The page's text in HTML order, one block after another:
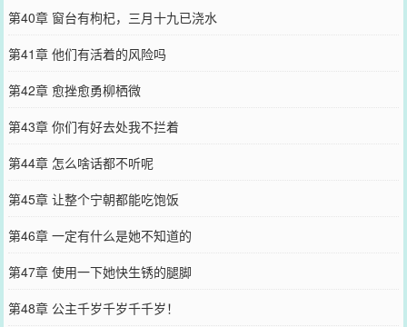
第40章 窗台有枸杞，三月十九已浇水
第41章 他们有活着的风险吗
第42章 愈挫愈勇柳栖微
第43章 你们有好去处我不拦着
第44章 怎么啥话都不听呢
第45章 让整个宁朝都能吃饱饭
第46章 一定有什么是她不知道的
第47章 使用一下她快生锈的腿脚
第48章 公主千岁千岁千千岁！